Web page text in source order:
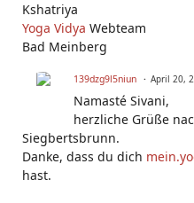
Kshatriya
Yoga Vidya Webteam
Bad Meinberg
139dzg9l5niun April 20,
Namasté Sivani,
herzliche Grüße
Siegbertsbrunn.
Danke, dass du dich
hast.